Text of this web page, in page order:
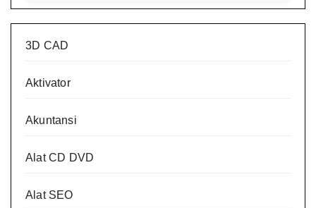
3D CAD
Aktivator
Akuntansi
Alat CD DVD
Alat SEO